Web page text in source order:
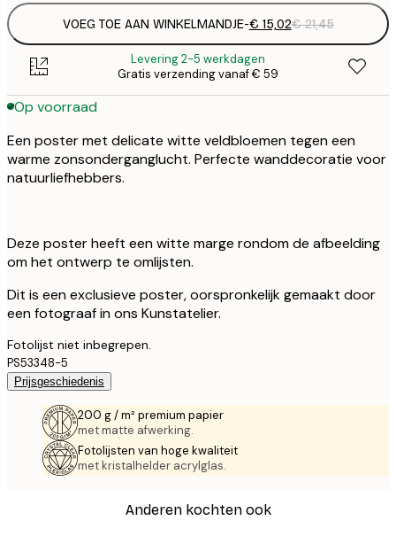
VOEG TOE AAN WINKELMANDJE-€ 15,02€ 21,45
Levering 2-5 werkdagen
Gratis verzending vanaf € 59
Op voorraad
Een poster met delicate witte veldbloemen tegen een
warme zonsonderganglucht. Perfecte wanddecoratie voor
natuurliefhebbers.
Deze poster heeft een witte marge rondom de afbeelding
om het ontwerp te omlijsten.
Dit is een exclusieve poster, oorspronkelijk gemaakt door
een fotograaf in ons Kunstatelier.
Fotolijst niet inbegrepen.
PS53348-5
Prijsgeschiedenis
200 g / m² premium papier
met matte afwerking.
Fotolijsten van hoge kwaliteit
met kristalhelder acrylglas.
Anderen kochten ook